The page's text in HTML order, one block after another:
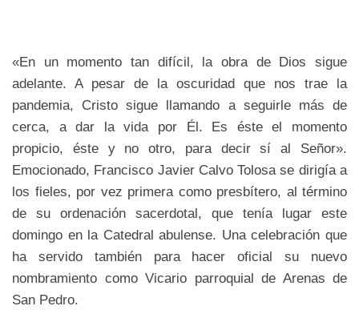
«En un momento tan difícil, la obra de Dios sigue
adelante. A pesar de la oscuridad que nos trae la
pandemia, Cristo sigue llamando a seguirle más de
cerca, a dar la vida por Él. Es éste el momento
propicio, éste y no otro, para decir sí al Señor».
Emocionado, Francisco Javier Calvo Tolosa se dirigía a
los fieles, por vez primera como presbítero, al término
de su ordenación sacerdotal, que tenía lugar este
domingo en la Catedral abulense. Una celebración que
ha servido también para hacer oficial su nuevo
nombramiento como Vicario parroquial de Arenas de
San Pedro.